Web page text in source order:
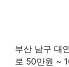
부산 남구 대
로 50만원 ~